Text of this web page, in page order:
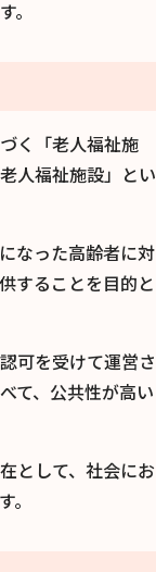
。
く「老人福祉施
人福祉施設」とい
なった高齢者に対
することを目的と
可を受けて運営さ
て、公共性が高い
として、社会にお